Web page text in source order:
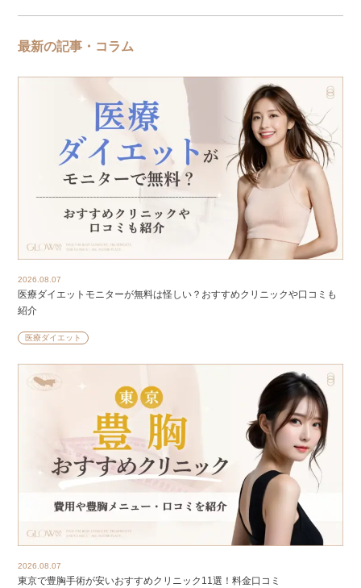
最新の記事・コラム
2026.08.07
医療ダイエットモニターが無料は怪しい？おすすめクリニックや口コミも
紹介
医療ダイエット
2026.08.07
東京で豊胸手術が安いおすすめクリニック11選！料金口コミ